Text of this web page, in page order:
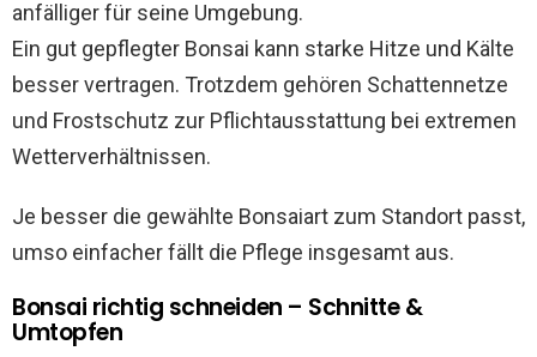
anfälliger für seine Umgebung.
Ein gut gepflegter Bonsai kann starke Hitze und Kälte
besser vertragen. Trotzdem gehören Schattennetze
und Frostschutz zur Pflichtausstattung bei extremen
Wetterverhältnissen.
Je besser die gewählte Bonsaiart zum Standort passt,
umso einfacher fällt die Pflege insgesamt aus.
Bonsai richtig schneiden – Schnitte &
Umtopfen